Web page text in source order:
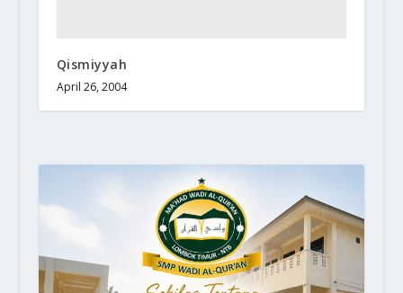
Qismiyyah
April 26, 2004